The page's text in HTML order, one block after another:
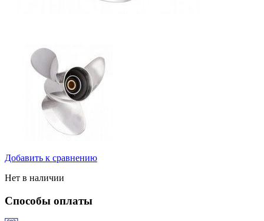
Добавить к сравнению
Нет в наличии
Способы оплаты